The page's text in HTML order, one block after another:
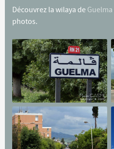
Découvrez la wilaya de Guelma
photos.